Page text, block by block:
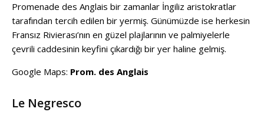
Promenade des Anglais bir zamanlar İngiliz aristokratlar
tarafından tercih edilen bir yermiş. Günümüzde ise herkesin
Fransız Rivierası’nın en güzel plajlarının ve palmiyelerle
çevrili caddesinin keyfini çıkardığı bir yer haline gelmiş.
Google Maps: Prom. des Anglais
Le Negresco